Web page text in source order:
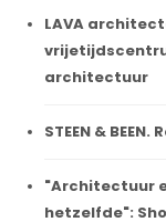
LAVA
architectuur
STEEN &
"Architectuur
hetzelfde":